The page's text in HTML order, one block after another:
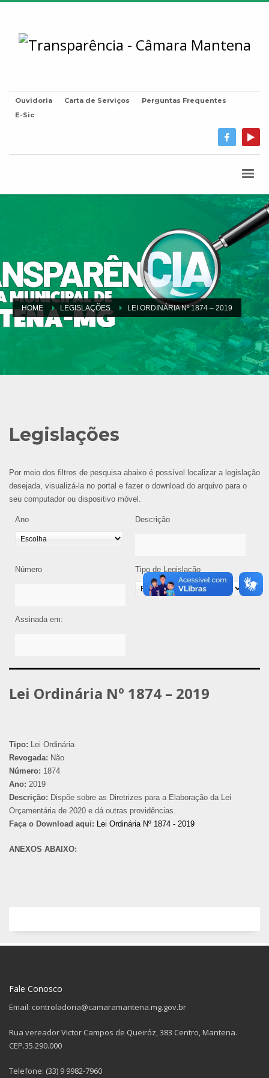
Ouvidoria Carta de Serviços
Perguntas Frequentes
E-Sic
HOME LEGISLAÇÕES LEI ORDINÁRIA Nº 1874 – 2019
Legislações
Por meio dos filtros de pesquisa abaixo é possível localizar a legislação
desejada, visualizá-la no portal e fazer o download do arquivo para o
seu computador ou dispositivo móvel.
Ano Descrição
Número Tipo de Legislação
Assinada em:
Lei Ordinária Nº 1874 – 2019
Tipo: Lei Ordinária
Revogada: Não
Número: 1874
Ano: 2019
Descrição: Dispõe sobre as Diretrizes para a Elaboração da Lei
Orçamentária de 2020 e dá outras providências.
Faça o Download aqui: Lei Ordinária Nº 1874 - 2019
ANEXOS ABAIXO:
Fale Conosco
Email: controladoria@camaramantena.mg.gov.br
Rua vereador Victor Campos de Queiróz, 383 Centro, Mantena.
CEP.35.290.000
Telefone: (33) 9 9982-7960